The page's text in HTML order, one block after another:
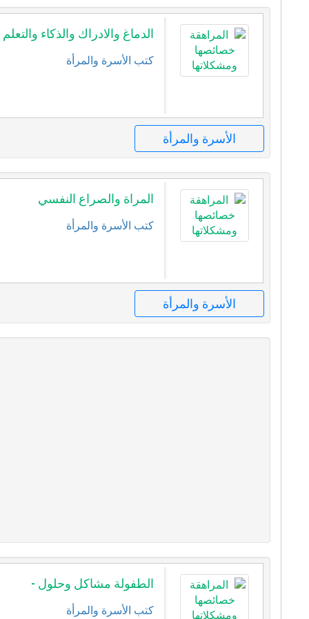
الدماغ والادراك والذكاء والتعلم
كتب الأسرة والمرأة
الأسرة والمرأة
المراة والصراع النفسي
كتب الأسرة والمرأة
الأسرة والمرأة
الطفولة مشاكل وحلول -
كتب الأسرة والمرأة